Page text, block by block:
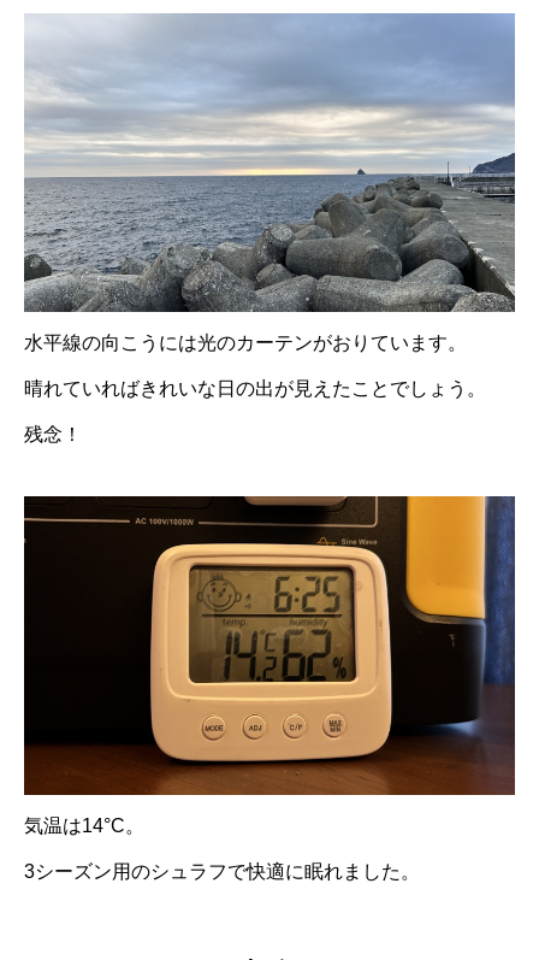
水平線の向こうには光のカーテンがおりています。
晴れていればきれいな日の出が見えたことでしょう。
残念！
気温は14°C。
3シーズン用のシュラフで快適に眠れました。